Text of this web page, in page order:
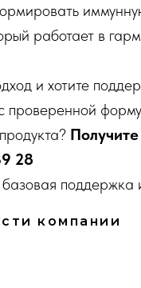
работает в
и хотите
28
поддержка
компании